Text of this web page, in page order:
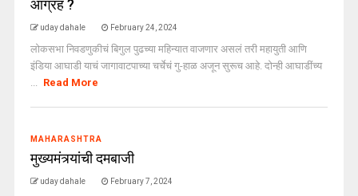
आग्रह ?
uday dahale February 24, 2024
लोकसभा निवडणुकीचं बिगुल पुढच्या महिन्यात वाजणार असलं तरी महायुती आणि
इंडिया आघाडी याचं जागावाटपाच्या चर्चेचं गु-हाळ अजून सुरूच आहे. दोन्ही आघाडींच्य
... Read More
MAHARASHTRA
मुख्यमंत्र्यांची दमबाजी
uday dahale February 7, 2024